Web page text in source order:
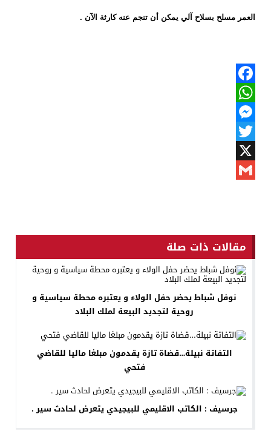
العمر مسلح بسلاح آلي يمكن أن تنجم عنه كارثة الآن .
Facebook
WhatsApp
Messenger
Twitter
X
مقالات ذات صلة
نوفل شباط يحضر حفل الولاء و يعتبره محطة سياسية و
روحية لتجديد البيعة لملك البلاد
التفاتة نبيلة…قضاة تازة يقدمون مبلغا ماليا للقاضي
فتحي
جرسيف : الكاتب الاقليمي للبيجيدي يتعرض لحادث سير .